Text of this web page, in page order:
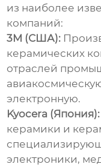
из наиболее
компаний:
3M (США):
керамических
отраслей
электронную.
Kyocera (Япония):
керамики и
электроники,